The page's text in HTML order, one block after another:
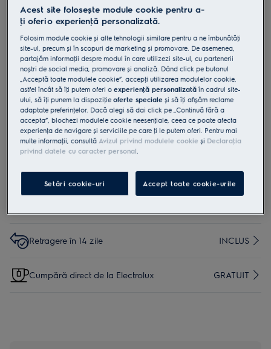
E206SM
Saci aspirator s-bag Anti-Allergy
Multibag (10 buc.)
0 (0)
Cumpără de pe www.electrolux.ro și primești:
lei
Retragere în 14 zile INCLUS
Cumpără direct de la Electrolux GRATUIT
Acest site folosește module cookie pentru a-
ţi oferi o experienţă personalizată.
Folosim module cookie și alte tehnologii similare pentru a ne îmbunătăţi
site-ul, precum și în scopuri de marketing și promovare. De asemenea,
partajăm informaţii despre modul în care utilizezi site-ul, cu partenerii
noștri de social media, promovare și analiză. Dând click pe butonul
„Acceptă toate modulele cookie”, accepţi utilizarea modulelor cookie,
astfel încât să îţi putem oferi oexperienţă personalizată în cadrul site-
ului, să îţi punem la dispoziţieoferte speciale și să îţi afișăm reclame
adaptate preferinţelor. Dacă alegi să dai click pe „Continuă fără a
accepta”, blochezi modulele cookie neesenţiale, ceea ce poate afecta
experienţa de navigare și serviciile pe care ţi le putem oferi. Pentru mai
multe informaţii, consultă Avizul privind modulele cookie și Declaraţia
privind datele cu caracter personal.
Setări cookie-uri Accept toate cookie-urile